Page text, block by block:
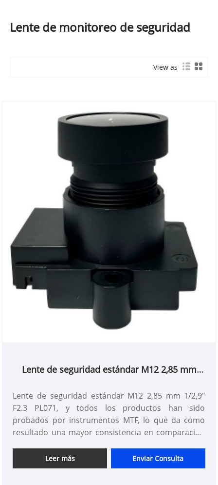
Lente de monitoreo de seguridad
View as
Lente de seguridad estándar M12 2,85 mm
Lente de seguridad estándar M12 2,85 mm 1/2,9"
F2.3 PL071, y todos los productos han sido
probados por instrumentos MTF, lo que da como
resultado una mayor consistencia en comparación
estar seguro de comprar lentes M12 estándar en
nuestra fábrica.
Leer más Enviar Consulta